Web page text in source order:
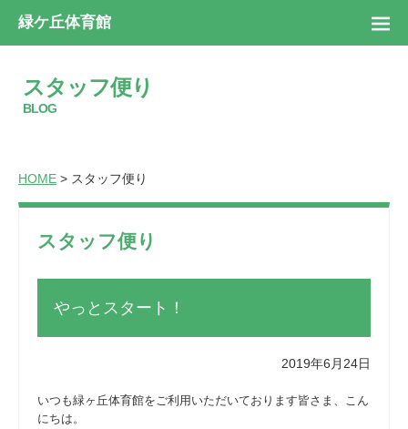
緑ケ丘体育館
スタッフ便り
BLOG
HOME > スタッフ便り
スタッフ便り
やっとスタート！
2019年6月24日
いつも緑ヶ丘体育館をご利用いただいております皆さま、こん
にちは。